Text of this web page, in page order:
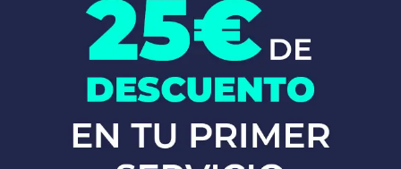
sea una emergencia o un mantenimiento rutinario, estamos
disponibles para asistirte las 24 horas del día, los 7 días de la
semana. A continuación, te mostramos algunos de nuestros
servicios más populares: